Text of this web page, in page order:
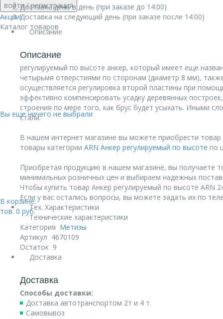
войти/ регистрация
Акции!
Каталог товаров
Вы еще ничего не выбрали
В корзине:
тов. 0 руб.
Доставка день в день (при заказе до 14:00)
Доставка на следующий день (при заказе после 14:00)
Описание
Описание
регулируемый по высоте анкер, который имеет еще
четырьмя отверстиями по сторонам (диаметр 8 мм),
осуществляется регулировка второй пластины при
эффективно компенсировать усадку деревянных
строения по мере того, как брус будет усыхать. Иными
стали.
В нашем интернет магазине вы можете приобрести
товары категории ARN Анкер регулируемый по высоте по
Приобретая продукцию в нашем магазине, вы получаете
минимальных розничных цен и выбираем надежных
Чтобы купить товар Анкер регулируемый по высоте ARN
Если у вас остались вопросы, вы можете задать их по
Тех. Характеристики
Технические характеристики
Категория Метизы
Артикул 4670109
Остаток 9
Доставка
Доставка
Способы доставки:
Доставка автотранспортом 2т и 4 т.
Самовывоз